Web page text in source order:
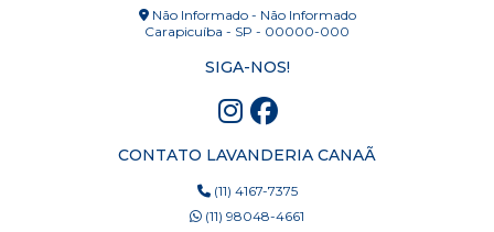
Não Informado - Não Informado
Carapicuíba - SP - 00000-000
SIGA-NOS!
CONTATO LAVANDERIA CANAÃ
(11) 4167-7375
(11) 98048-4661